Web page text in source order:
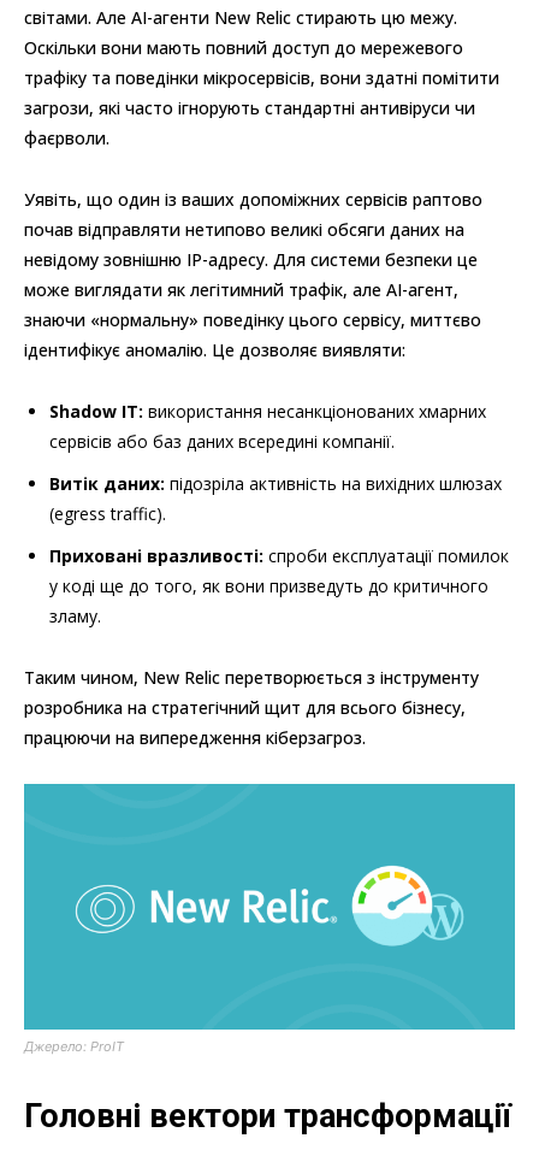
світами. Але AI-агенти New Relic стирають цю межу.
Оскільки вони мають повний доступ до мережевого
трафіку та поведінки мікросервісів, вони здатні помітити
загрози, які часто ігнорують стандартні антивіруси чи
фаєрволи.
Уявіть, що один із ваших допоміжних сервісів раптово
почав відправляти нетипово великі обсяги даних на
невідому зовнішню IP-адресу. Для системи безпеки це
може виглядати як легітимний трафік, але AI-агент,
знаючи «нормальну» поведінку цього сервісу, миттєво
ідентифікує аномалію. Це дозволяє виявляти:
Shadow IT: використання несанкціонованих хмарних
сервісів або баз даних всередині компанії.
Витік даних: підозріла активність на вихідних шлюзах
(egress traffic).
Приховані вразливості: спроби експлуатації помилок
у коді ще до того, як вони призведуть до критичного
зламу.
Таким чином, New Relic перетворюється з інструменту
розробника на стратегічний щит для всього бізнесу,
працюючи на випередження кіберзагроз.
Джерело: ProIT
Головні вектори трансформації